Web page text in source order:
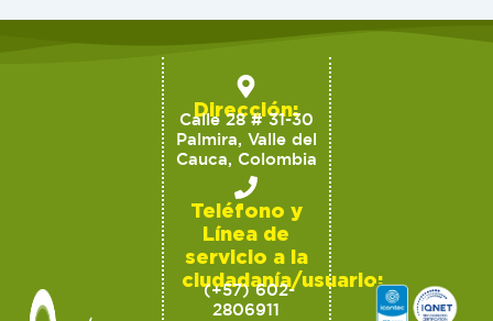
Dirección:
Calle 28 # 31-30
Palmira, Valle del
Cauca, Colombia
Teléfono y
Línea de
servicio a la
ciudadanía/usuario:
(+57) 602-
2806911